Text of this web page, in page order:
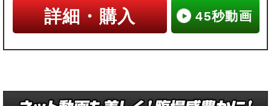
詳細・購入 45秒動画